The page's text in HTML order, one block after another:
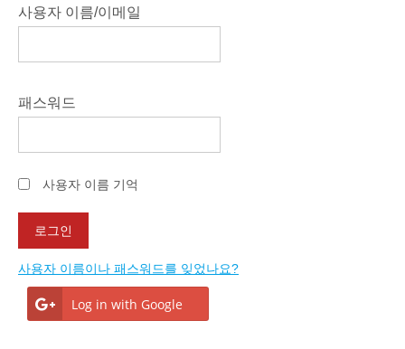
사용자 이름/이메일
패스워드
사용자 이름 기억
사용자 이름이나 패스워드를 잊었나요?
Log in with Google